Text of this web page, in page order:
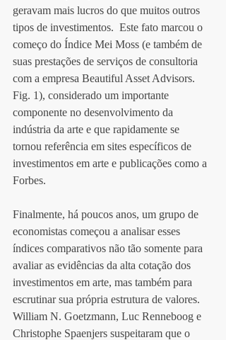
geravam mais lucros do que muitos outros
tipos de investimentos.  Este fato marcou o
começo do Índice Mei Moss (e também de
suas prestações de serviços de consultoria
com a empresa Beautiful Asset Advisors.
Fig. 1), considerado um importante
componente no desenvolvimento da
indústria da arte e que rapidamente se
tornou referência em sites específicos de
investimentos em arte e publicações como a
Forbes.
Finalmente, há poucos anos, um grupo de
economistas começou a analisar esses
índices comparativos não tão somente para
avaliar as evidências da alta cotação dos
investimentos em arte, mas também para
escrutinar sua própria estrutura de valores.
William N. Goetzmann, Luc Renneboog e
Christophe Spaenjers suspeitaram que o